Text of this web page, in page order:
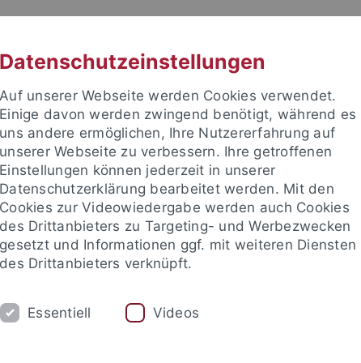
STUDIUM FORSCHUNG EINRICHTUNGEN
und Publikationen Campusleben Im Dialog Karriere
und Publikationen Newsletter Uni Tübingen aktuell
Datenschutzeinstellungen
Auf unserer Webseite werden Cookies verwendet.
Einige davon werden zwingend benötigt, während es
uns andere ermöglichen, Ihre Nutzererfahrung auf
unserer Webseite zu verbessern. Ihre getroffenen
Einstellungen können jederzeit in unserer
Datenschutzerklärung bearbeitet werden. Mit den
Cookies zur Videowiedergabe werden auch Cookies
des Drittanbieters zu Targeting- und Werbezwecken
gesetzt und Informationen ggf. mit weiteren Diensten
des Drittanbieters verknüpft.
Essentiell Videos